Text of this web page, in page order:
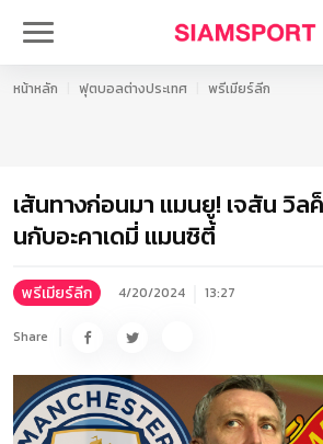
หน้าหลัก ฟุตบอลต่างประเทศ พรีเมียร์ลีก
เส้นทางก่อนมา แมนยู! เจสัน วิล
นกับอะคาเดมี่ แมนซิตี้
พรีเมียร์ลีก 4/20/2024 13:27
Share